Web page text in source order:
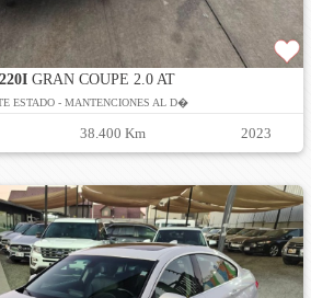
GRAN COUPE 2.0 AT
ESTADO - MANTENCIONES AL D�
38.400 Km 2023